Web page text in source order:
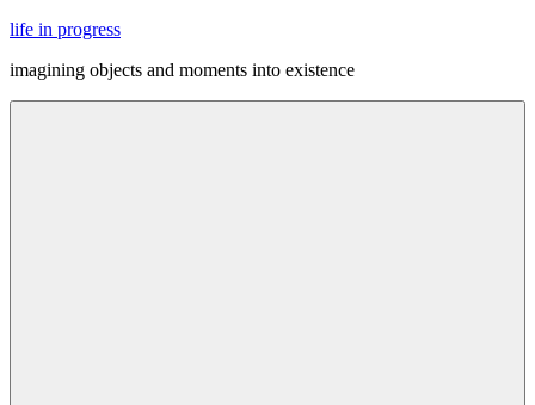
Skip
content
life in progress
imagining objects and moments into existence